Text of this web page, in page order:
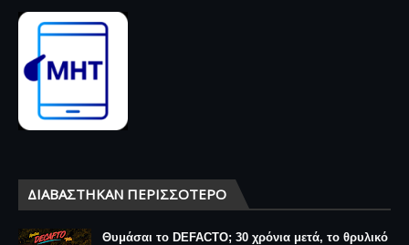
ΔΙΑΒΆΣΤΗΚΑΝ ΠΕΡΙΣΣΌΤΕΡΟ
Θυμάσαι το DEFACTO; 30 χρόνια μετά, το θρυλικό